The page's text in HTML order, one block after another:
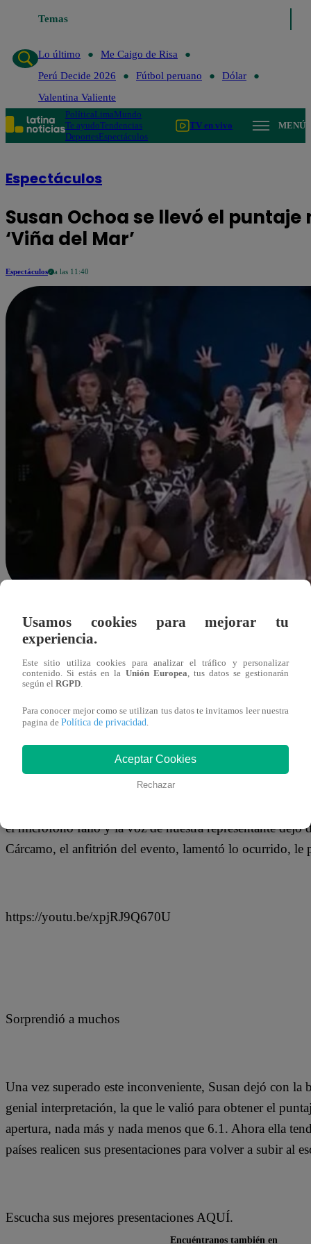
Temas
Lo último
Me Caigo de Risa
Perú Decide 2026
Fútbol peruano
Dólar
Valentina Valiente
PolíticaLimaMundo
Te ayudoTendencias
DeportesEspectáculos
TV en vivo MENÚ
Espectáculos
Susan Ochoa se llevó el
‘Viña del Mar’
Espectáculos a las 11:40
25 de febrero 2019
La talentosa Susan Ochoa, que conquistara al público
Latinoamérica, Viña del Mar 2019. La chiclayana se
el micrófono falló y la voz de nuestra representante dejó
Cárcamo, el anfitrión del evento, lamentó lo ocurrido,
https://youtu.be/xpjRJ9Q670U
Sorprendió a muchos
Una vez superado este inconveniente, Susan dejó con
genial interpretación, la que le valió para obtener el
apertura, nada más y nada menos que 6.1. Ahora ella
países realicen sus presentaciones para volver a subir al
Escucha sus mejores presentaciones AQUÍ.
Usamos cookies para mejorar tu
experiencia.
Este sitio utiliza cookies para analizar el tráfico y personalizar
contenido. Si estás en la Unión Europea, tus datos se gestionarán
según el RGPD.
Para conocer mejor como se utilizan tus datos te invitamos leer nuestra
pagina de Política de privacidad.
Aceptar Cookies
Rechazar
Encuéntranos también en